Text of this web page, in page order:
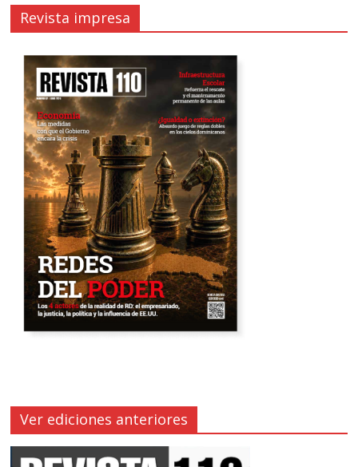
Revista impresa
Ver ediciones anteriores